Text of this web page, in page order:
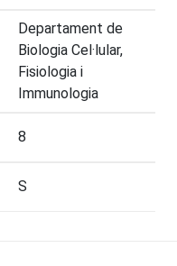
Departament de
Biologia Cel·lular,
Fisiologia i
Immunologia
8
S